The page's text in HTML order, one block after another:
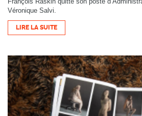
Véronique Salvi.
LIRE LA SUITE